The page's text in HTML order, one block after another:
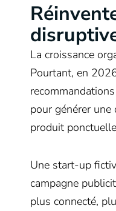
La croissance
Pourtant, en
pour générer
produit
Une start-up
campagne
plus connecté,